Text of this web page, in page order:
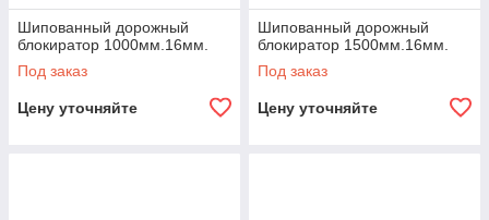
Шипованный дорожный
блокиратор 1000мм.16мм.
Под заказ
Цену уточняйте
Шипованный дорожный
блокиратор 1500мм.16мм.
Под заказ
Цену уточняйте